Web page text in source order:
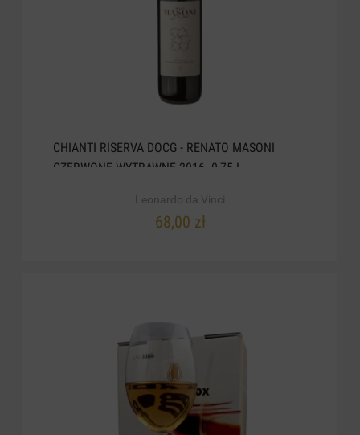
CHIANTI RISERVA DOCG - RENATO MASONI
CZERWONE WYTRAWNE 2016. 0,75 L
Leonardo da Vinci
68,00 zł